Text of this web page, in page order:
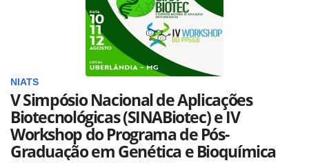
NIATS
V Simpósio Nacional de Aplicações
Biotecnológicas (SINABiotec) e IV
Workshop do Programa de Pós-
Graduação em Genética e Bioquímica